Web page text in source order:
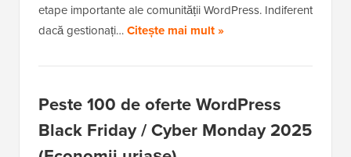
etape importante ale comunității WordPress. Indiferent
dacă gestionați…Citește mai mult »
Peste 100 de oferte WordPress
Black Friday / Cyber Monday 2025